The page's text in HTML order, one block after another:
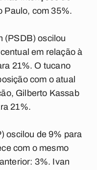
Paulo, com 35%.
(PSDB) oscilou
em relação à
21%. O tucano
com o atual
Gilberto Kassab
21%.
oscilou de 9% para
com o mesmo
3%. Ivan